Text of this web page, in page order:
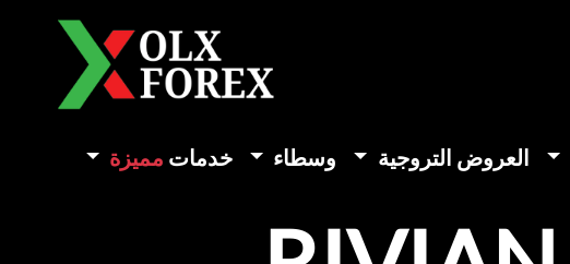
العروض التروجية وسطاء خدمات مميزة